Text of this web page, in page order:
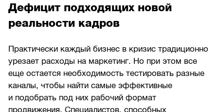
Дефицит подходящих новой
реальности кадров
Практически каждый бизнес в кризис традиционно
урезает расходы на маркетинг. Но при этом все
еще остается необходимость тестировать разные
каналы, чтобы найти самые эффективные
и подобрать под них рабочий формат
продвижения. Специалистов, способных